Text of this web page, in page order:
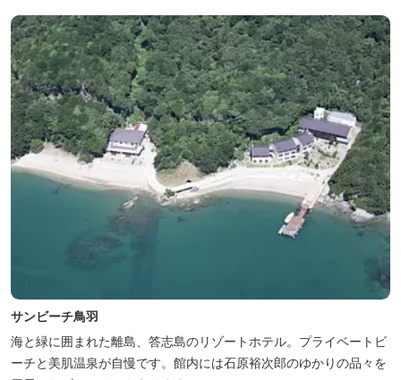
お過ごしください。
サンビーチ鳥羽
海と緑に囲まれた離島、答志島のリゾートホテル。プライベートビ
ーチと美肌温泉が自慢です。館内には石原裕次郎のゆかりの品々を